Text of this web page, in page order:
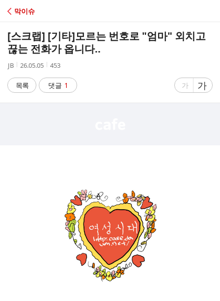
C
A
막이슈
[스크랩] [기타]모르는 번호로 "엄마" 외치고
끊는 전화가 옵니다..
작
자
JB
작
시
간
26.05.05
조
수
453
목록 댓글 1
글
가
글
자
가